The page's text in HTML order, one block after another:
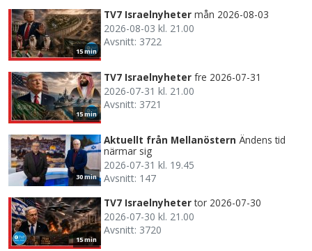
15 min
TV7 Israelnyheter mån 2026-08-03
2026-08-03 kl. 21.00
Avsnitt: 3722
15 min
TV7 Israelnyheter fre 2026-07-31
2026-07-31 kl. 21.00
Avsnitt: 3721
30 min
Aktuellt från Mellanöstern Ändens tid
närmar sig
2026-07-31 kl. 19.45
Avsnitt: 147
15 min
TV7 Israelnyheter tor 2026-07-30
2026-07-30 kl. 21.00
Avsnitt: 3720